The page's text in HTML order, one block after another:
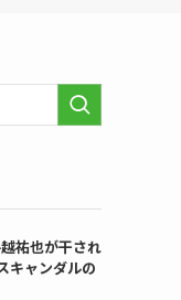
祐也が干され
キャンダルの